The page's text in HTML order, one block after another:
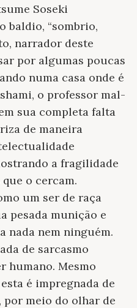
Soseki
baldio, “sombrio,
narrador deste
por algumas poucas
numa casa onde é
o professor mal-
sua completa falta
de maneira
a fragilidade
o cercam.
um ser de raça
pesada munição e
nada nem ninguém.
de sarcasmo
humano. Mesmo
é impregnada de
por meio do olhar de